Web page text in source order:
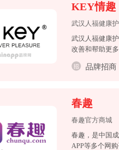
KEY情趣
武汉人福健康
武汉人福健康
改善和帮助更
品牌招商
春趣
春趣官方商城
春趣，是中国
APP等多个网